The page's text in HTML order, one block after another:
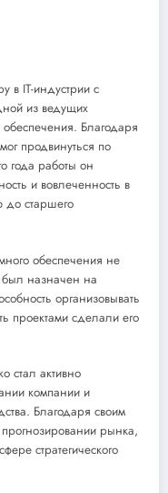
в IT-индустрии с
из ведущих
Благодаря
продвинуться по
года работы он
и вовлеченность в
до старшего
обеспечения не
назначен на
организовывать
проектами сделали его
стал активно
компании и
Благодаря своим
рынка,
стратегического